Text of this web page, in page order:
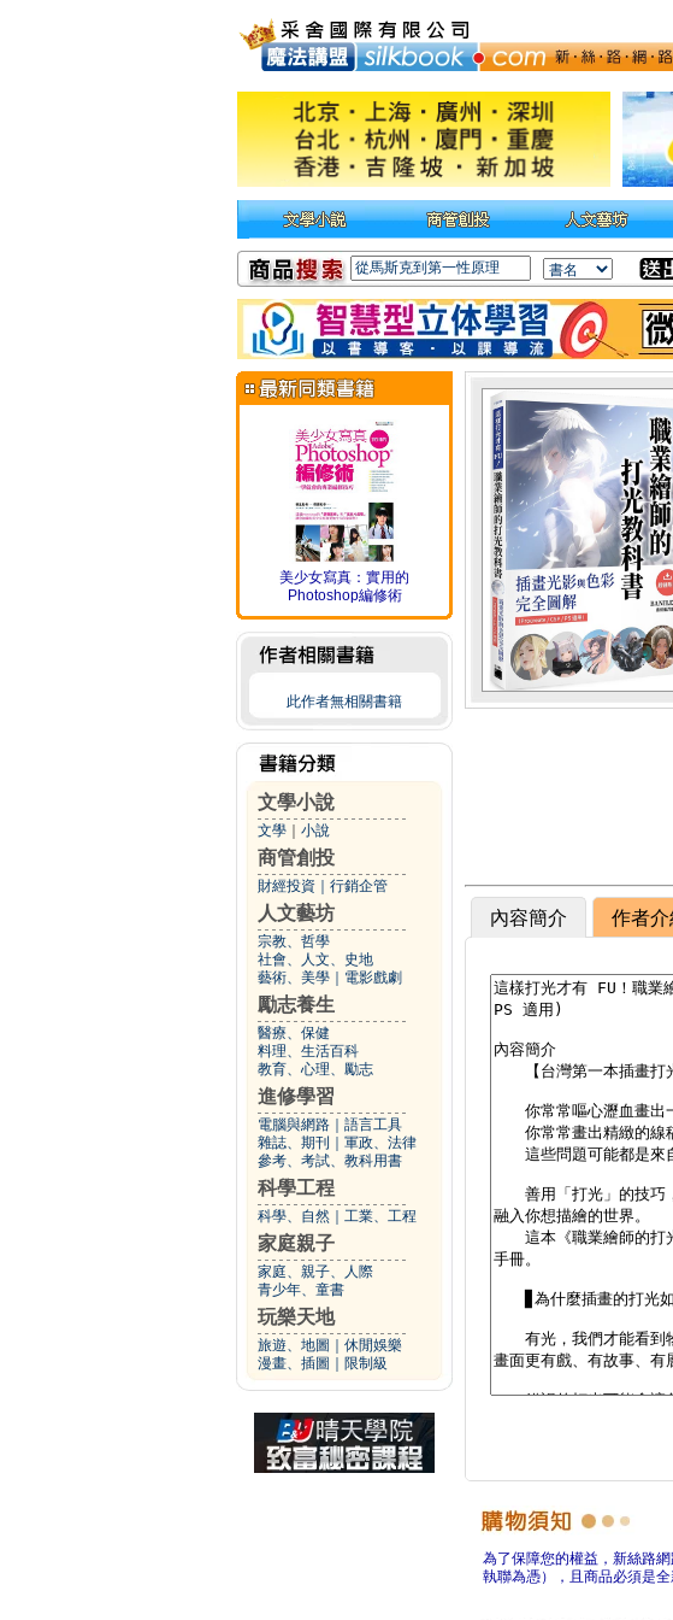
美少女寫真：實用的
Photoshop編修術
此作者無相關書籍
文學小說
文學 小說
商管創投
財經投資 行銷企管
人文藝坊
宗教、哲學
社會、人文、史地
藝術、美學
電影戲劇
勵志養生
醫療、保健
料理、生活百科
教育、心理、勵志
進修學習
電腦與網路
語言工具
雜誌、期刊
軍政、法律
參考、考試、教科用書
科學工程
科學、自然 工業、工程
家庭親子
家庭、親子、人際
青少年、童書
玩樂天地
旅遊、地圖
休閒娛樂
漫畫、插圖
限制級
內容簡介 作者介
為了保障您的權益，新絲路
執聯為憑），且商品必須是